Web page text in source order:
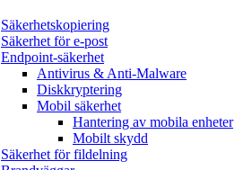
Säkerhetskopiering
Säkerhet för e-post
Endpoint-säkerhet
Antivirus & Anti-Malware
Diskkryptering
Mobil säkerhet
Hantering av mobila enheter
Mobilt skydd
Säkerhet för fildelning